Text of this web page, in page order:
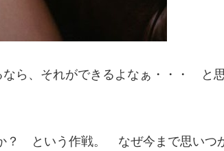
なら、それができるよなぁ・・・ と
？ という作戦。 なぜ今まで思いつ